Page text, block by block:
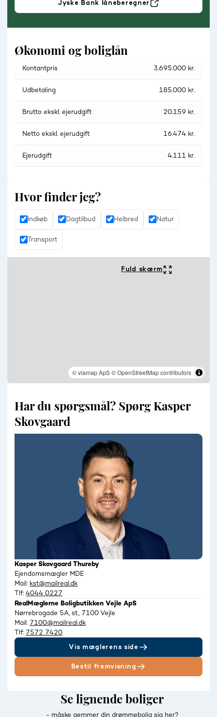
Jyske Bank låneberegner
Økonomi og boliglån
Kontantpris 3.695.000 kr.
Udbetaling 185.000 kr.
Brutto ekskl. ejerudgift 20.159 kr.
Netto ekskl. ejerudgift 16.474 kr.
Ejerudgift 4.111 kr.
Hvor finder jeg?
Indkøb Dagtilbud Helbred Natur
Transport
Fuld skærm
© viamap ApS© OpenStreetMap contributors
Har du spørgsmål? Spørg Kasper
Skovgaard
Kasper Skovgaard Thureby
Ejendomsmægler MDE
Mail: kst@mailreal.dk
Tlf: 4044 0227
RealMæglerne Boligbutikken Vejle ApS
Nørrebrogade 5A, st., 7100 Vejle
Mail: 7100@mailreal.dk
Tlf: 7572 7420
Vis mæglerens side
Bestil fremvisning
Se lignende boliger
- måske gemmer din drømmebolig sig her?